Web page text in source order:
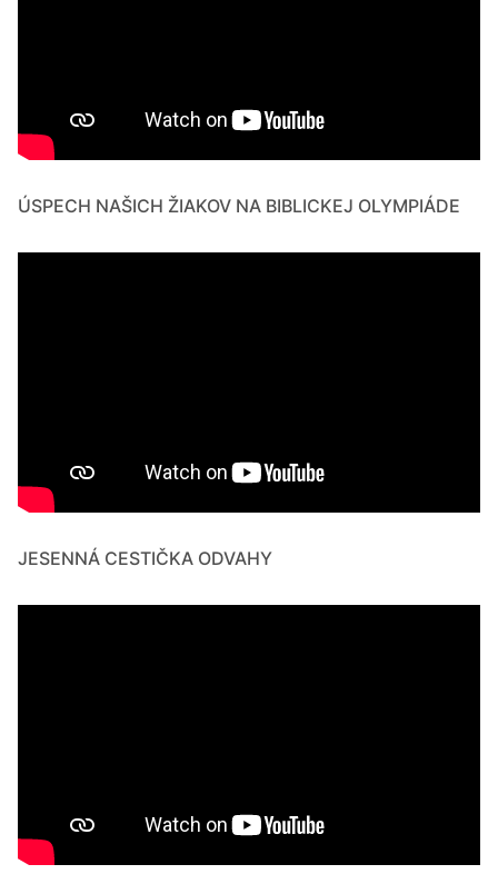
ÚSPECH NAŠICH ŽIAKOV NA BIBLICKEJ OLYMPIÁDE
JESENNÁ CESTIČKA ODVAHY